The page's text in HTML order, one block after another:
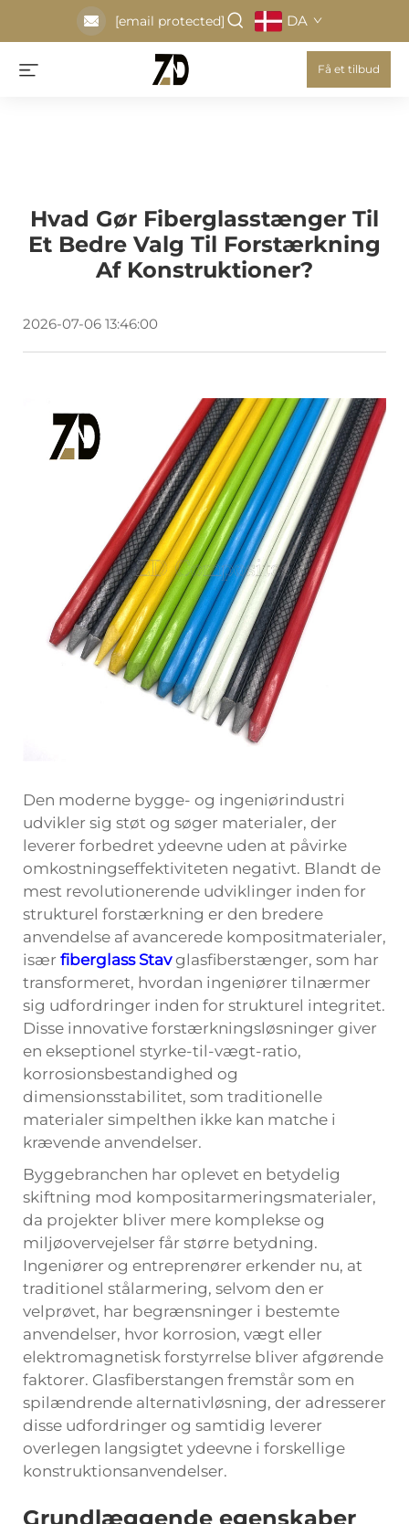
[email protected] DA
Få et tilbud
Hvad Gør Fiberglasstænger Til
Et Bedre Valg Til Forstærkning
Af Konstruktioner?
2026-07-06 13:46:00
Den moderne bygge- og ingeniørindustri
udvikler sig støt og søger materialer, der
leverer forbedret ydeevne uden at påvirke
omkostningseffektiviteten negativt. Blandt de
mest revolutionerende udviklinger inden for
strukturel forstærkning er den bredere
anvendelse af avancerede kompositmaterialer,
især fiberglass Stavglasfiberstænger, som har
transformeret, hvordan ingeniører tilnærmer
sig udfordringer inden for strukturel integritet.
Disse innovative forstærkningsløsninger giver
en ekseptionel styrke-til-vægt-ratio,
korrosionsbestandighed og
dimensionsstabilitet, som traditionelle
materialer simpelthen ikke kan matche i
krævende anvendelser.
Byggebranchen har oplevet en betydelig
skiftning mod kompositarmeringsmaterialer,
da projekter bliver mere komplekse og
miljøovervejelser får større betydning.
Ingeniører og entreprenører erkender nu, at
traditionel stålarmering, selvom den er
velprøvet, har begrænsninger i bestemte
anvendelser, hvor korrosion, vægt eller
elektromagnetisk forstyrrelse bliver afgørende
faktorer. Glasfiberstangen fremstår som en
spilændrende alternativløsning, der adresserer
disse udfordringer og samtidig leverer
overlegen langsigtet ydeevne i forskellige
konstruktionsanvendelser.
Grundlæggende egenskaber